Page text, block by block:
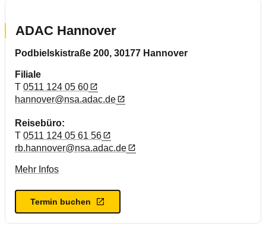
ADAC Hannover
Podbielskistraße 200, 30177 Hannover
Filiale
T 0511 124 05 60
hannover@nsa.adac.de
Reisebüro:
T 0511 124 05 61 56
rb.hannover@nsa.adac.de
Mehr Infos
Termin buchen